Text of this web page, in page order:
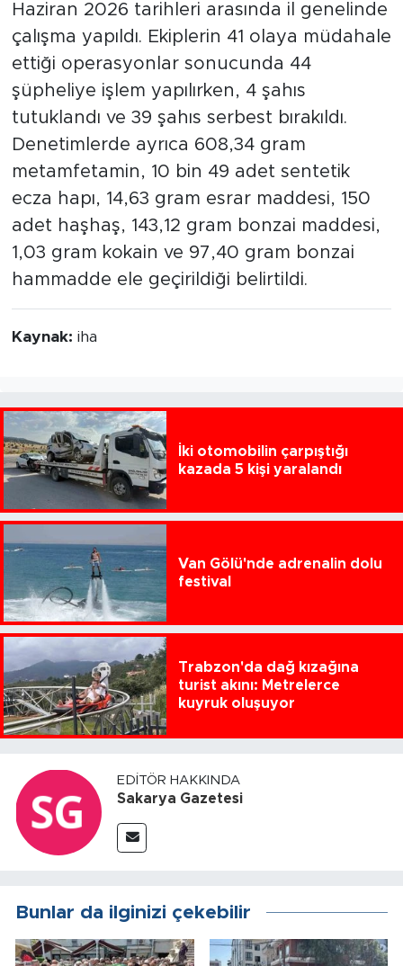
Haziran 2026 tarihleri arasında il genelinde
çalışma yapıldı. Ekiplerin 41 olaya müdahale
ettiği operasyonlar sonucunda 44
şüpheliye işlem yapılırken, 4 şahıs
tutuklandı ve 39 şahıs serbest bırakıldı.
Denetimlerde ayrıca 608,34 gram
metamfetamin, 10 bin 49 adet sentetik
ecza hapı, 14,63 gram esrar maddesi, 150
adet haşhaş, 143,12 gram bonzai maddesi,
1,03 gram kokain ve 97,40 gram bonzai
hammadde ele geçirildiği belirtildi.
Kaynak: iha
İki otomobilin çarpıştığı
kazada 5 kişi yaralandı
Van Gölü'nde adrenalin dolu
festival
Trabzon'da dağ kızağına
turist akını: Metrelerce
kuyruk oluşuyor
EDITÖR HAKKINDA
Sakarya Gazetesi
Bunlar da ilginizi çekebilir